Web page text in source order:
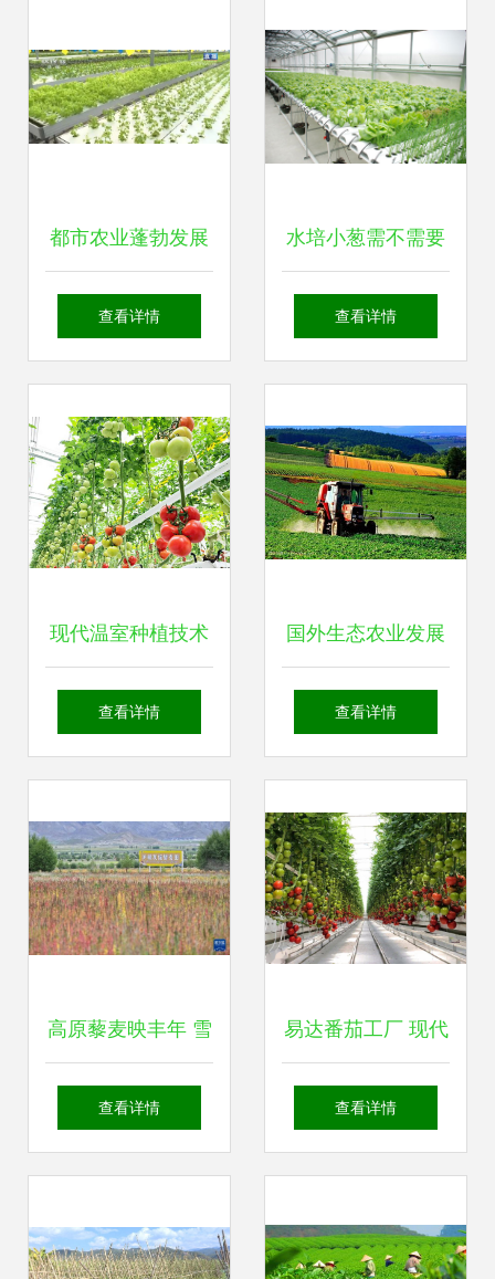
都市农业蓬勃发展
科技“菜园子”添彩
济样本
查看详情
水培小葱需不需要
天天换水？权威种
管理方案
查看详情
现代温室种植技术
荷兰农业强国的秘
查看详情
国外生态农业发展
之路给我们的启示
查看详情
高原藜麦映丰年 雪
域高原上的“同心
径
查看详情
易达番茄工厂 现代
农业种植技术的新
查看详情